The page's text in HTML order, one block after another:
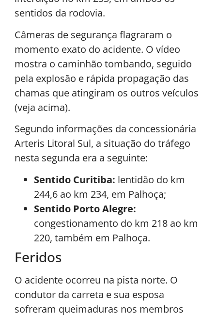
sentidos da rodovia.
Câmeras de segurança flagraram o
momento exato do acidente. O vídeo
mostra o caminhão tombando, seguido
pela explosão e rápida propagação das
chamas que atingiram os outros veículos
(veja acima).
Segundo informações da concessionária
Arteris Litoral Sul, a situação do tráfego
nesta segunda era a seguinte:
Sentido Curitiba: lentidão do km
244,6 ao km 234, em Palhoça;
Sentido Porto Alegre:
congestionamento do km 218 ao km
220, também em Palhoça.
Feridos
O acidente ocorreu na pista norte. O
condutor da carreta e sua esposa
sofreram queimaduras nos membros